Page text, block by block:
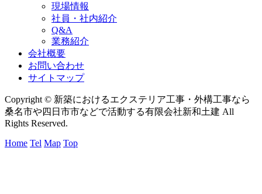
現場情報
社員・社内紹介
Q&A
業務紹介
会社概要
お問い合わせ
サイトマップ
Copyright © 新築におけるエクステリア工事・外構工事なら
桑名市や四日市市などで活動する有限会社新和土建 All
Rights Reserved.
Home Tel Map Top